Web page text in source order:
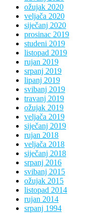
ožujak 2020
veljača 2020
siječanj 2020
prosinac 2019
studeni 2019
listopad 2019
rujan 2019
srpanj 2019
lipanj 2019
svibanj 2019
travanj 2019
ožujak 2019
veljača 2019
siječanj 2019
rujan 2018
veljača 2018
siječanj 2018
srpanj 2016
svibanj 2015
ožujak 2015
listopad 2014
rujan 2014
srpanj 1994